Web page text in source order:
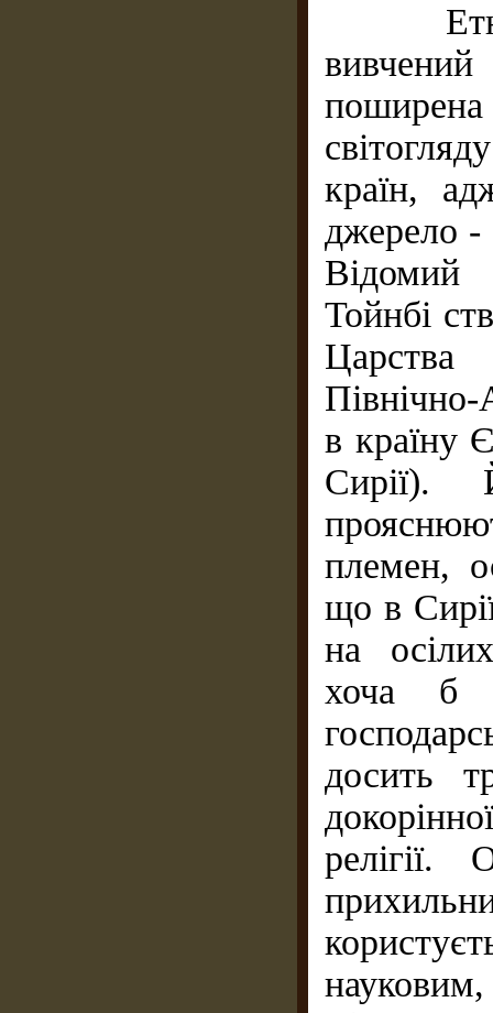
вивчений
поширена
країн,
джерело -
Відомий
Тойнбі
Царства
в країну
Сирії).
племен,
що в
на
хоча б
досить